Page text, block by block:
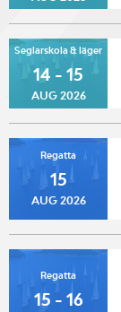
Seglarskola & läger
14 - 15
AUG 2026
Regatta
15
AUG 2026
Regatta
15 - 16